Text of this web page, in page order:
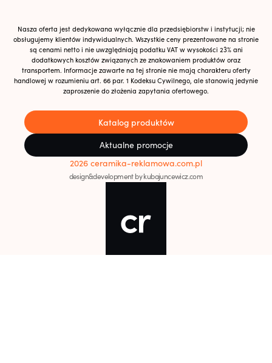
Nasza oferta jest dedykowana wyłącznie dla przedsiębiorstw i instytucji; nie
obsługujemy klientów indywidualnych. Wszystkie ceny prezentowane na stronie
są cenami netto i nie uwzględniają podatku VAT w wysokości 23% ani
dodatkowych kosztów związanych ze znakowaniem produktów oraz
transportem. Informacje zawarte na tej stronie nie mają charakteru oferty
handlowej w rozumieniu art. 66 par. 1 Kodeksu Cywilnego, ale stanowią jedynie
zaproszenie do złożenia zapytania ofertowego.
Katalog produktów
Aktualne promocje
2026 ceramika-reklamowa.com.pl
design&development by kubajuncewicz.com